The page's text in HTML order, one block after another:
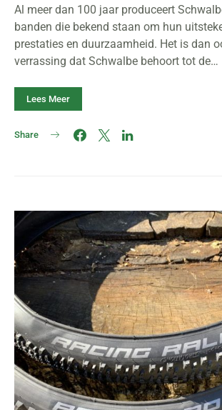
Al meer dan 100 jaar produceert
banden die bekend staan om hun
prestaties en duurzaamheid. Het is dan
verrassing dat Schwalbe behoort tot de…
Lees Meer
Share